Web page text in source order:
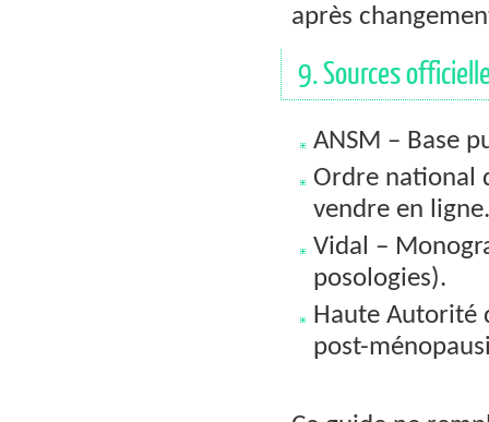
après
9. Sources
ANSM – Base
Ordre national
vendre en ligne.
Vidal –
posologies).
Haute Autorité
post-